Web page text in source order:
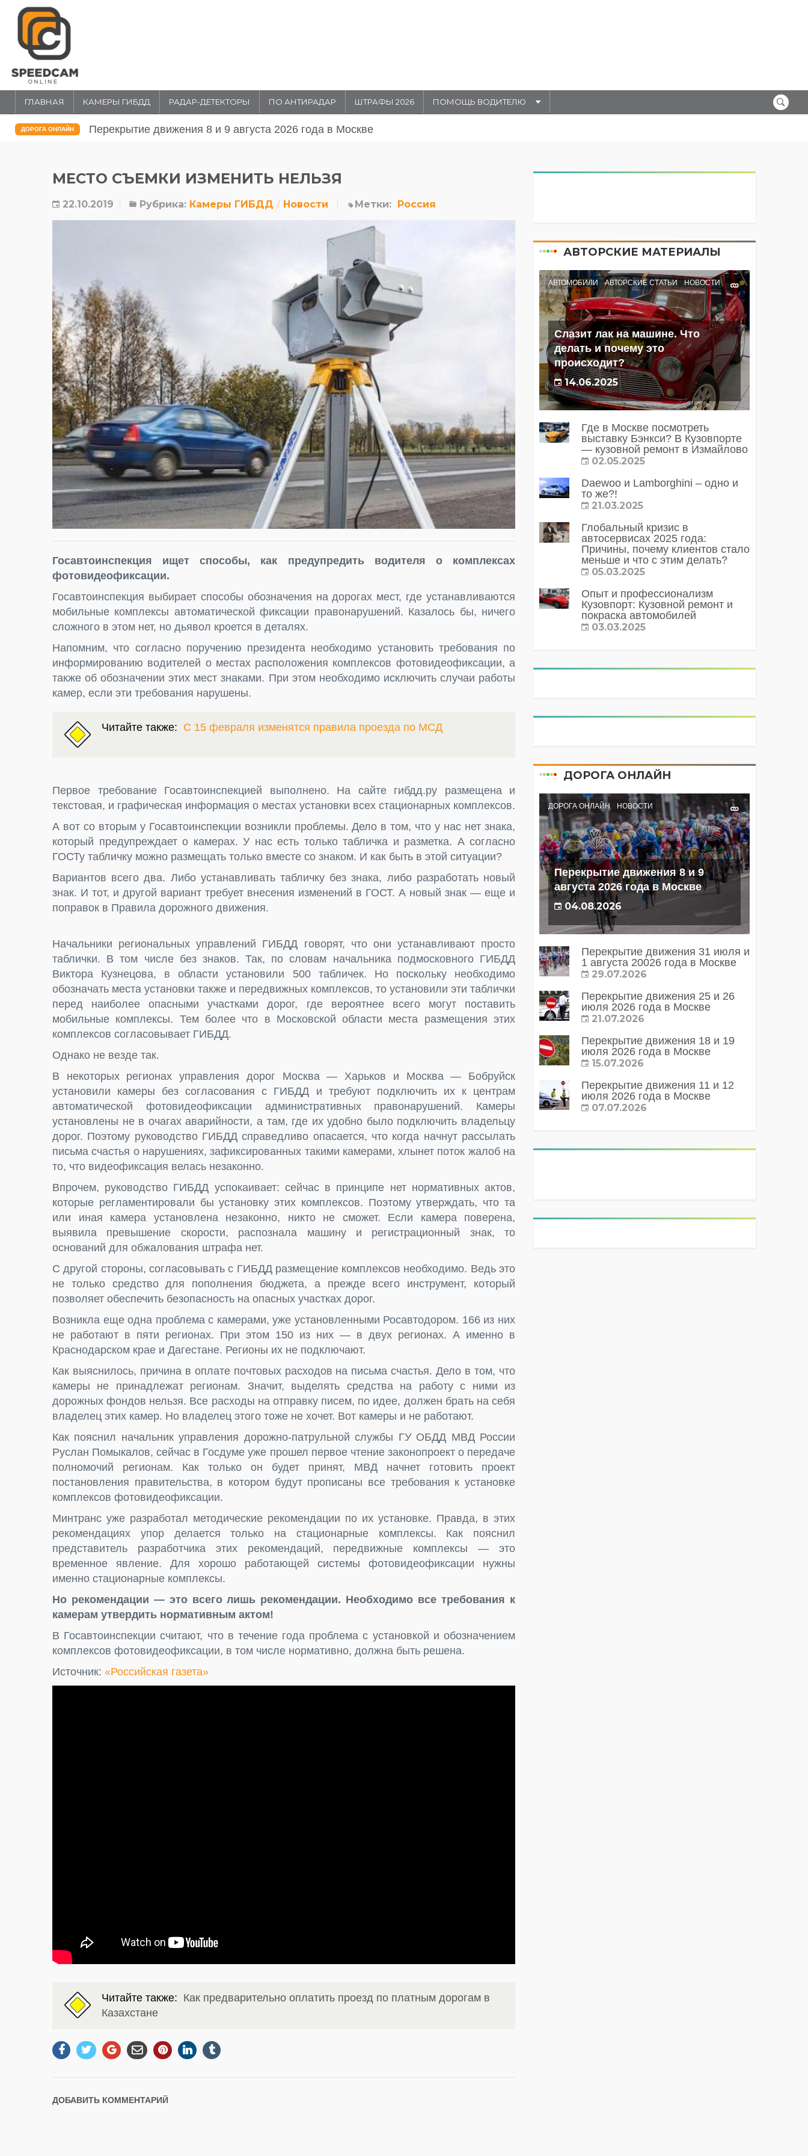
ГЛАВНАЯ КАМЕРЫ ГИБДД РАДАР-ДЕТЕКТОРЫ ПО АНТИРАДАР ШТРАФЫ 2026 ПОМОЩЬ ВОДИТЕЛЮ
ДОРОГА ОНЛАЙН Перекрытие движения 31 июля и 1 августа 20026 года в Москве
МЕСТО СЪЕМКИ ИЗМЕНИТЬ НЕЛЬЗЯ
22.10.2019 Рубрика: Камеры ГИБДД Новости Метки: Россия
Госавтоинспекция ищет способы, как предупредить водителя о комплексах
фотовидеофиксации.
Госавтоинспекция выбирает способы обозначения на дорогах мест, где устанавливаются
мобильные комплексы автоматической фиксации правонарушений. Казалось бы, ничего
сложного в этом нет, но дьявол кроется в деталях.
Напомним, что согласно поручению президента необходимо установить требования по
информированию водителей о местах расположения комплексов фотовидеофиксации, а
также об обозначении этих мест знаками. При этом необходимо исключить случаи работы
камер, если эти требования нарушены.
Читайте также: С 15 февраля изменятся правила проезда по МСД
Первое требование Госавтоинспекцией выполнено. На сайте гибдд.ру размещена и
текстовая, и графическая информация о местах установки всех стационарных комплексов.
А вот со вторым у Госавтоинспекции возникли проблемы. Дело в том, что у нас нет знака,
который предупреждает о камерах. У нас есть только табличка и разметка. А согласно
ГОСТу табличку можно размещать только вместе со знаком. И как быть в этой ситуации?
Вариантов всего два. Либо устанавливать табличку без знака, либо разработать новый
знак. И тот, и другой вариант требует внесения изменений в ГОСТ. А новый знак — еще и
поправок в Правила дорожного движения.
Начальники региональных управлений ГИБДД говорят, что они устанавливают просто
таблички. В том числе без знаков. Так, по словам начальника подмосковного ГИБДД
Виктора Кузнецова, в области установили 500 табличек. Но поскольку необходимо
обозначать места установки также и передвижных комплексов, то установили эти таблички
перед наиболее опасными участками дорог, где вероятнее всего могут поставить
мобильные комплексы. Тем более что в Московской области места размещения этих
комплексов согласовывает ГИБДД.
Однако не везде так.
В некоторых регионах управления дорог Москва — Харьков и Москва — Бобруйск
установили камеры без согласования с ГИБДД и требуют подключить их к центрам
автоматической фотовидеофиксации административных правонарушений. Камеры
установлены не в очагах аварийности, а там, где их удобно было подключить владельцу
дорог. Поэтому руководство ГИБДД справедливо опасается, что когда начнут рассылать
письма счастья о нарушениях, зафиксированных такими камерами, хлынет поток жалоб на
то, что видеофиксация велась незаконно.
Впрочем, руководство ГИБДД успокаивает: сейчас в принципе нет нормативных актов,
которые регламентировали бы установку этих комплексов. Поэтому утверждать, что та
или иная камера установлена незаконно, никто не сможет. Если камера поверена,
выявила превышение скорости, распознала машину и регистрационный знак, то
оснований для обжалования штрафа нет.
С другой стороны, согласовывать с ГИБДД размещение комплексов необходимо. Ведь это
не только средство для пополнения бюджета, а прежде всего инструмент, который
позволяет обеспечить безопасность на опасных участках дорог.
Возникла еще одна проблема с камерами, уже установленными Росавтодором. 166 из них
не работают в пяти регионах. При этом 150 из них — в двух регионах. А именно в
Краснодарском крае и Дагестане. Регионы их не подключают.
Как выяснилось, причина в оплате почтовых расходов на письма счастья. Дело в том, что
камеры не принадлежат регионам. Значит, выделять средства на работу с ними из
дорожных фондов нельзя. Все расходы на отправку писем, по идее, должен брать на себя
владелец этих камер. Но владелец этого тоже не хочет. Вот камеры и не работают.
Как пояснил начальник управления дорожно-патрульной службы ГУ ОБДД МВД России
Руслан Помыкалов, сейчас в Госдуме уже прошел первое чтение законопроект о передаче
полномочий регионам. Как только он будет принят, МВД начнет готовить проект
постановления правительства, в котором будут прописаны все требования к установке
комплексов фотовидеофиксации.
Минтранс уже разработал методические рекомендации по их установке. Правда, в этих
рекомендациях упор делается только на стационарные комплексы. Как пояснил
представитель разработчика этих рекомендаций, передвижные комплексы — это
временное явление. Для хорошо работающей системы фотовидеофиксации нужны
именно стационарные комплексы.
Но рекомендации — это всего лишь рекомендации. Необходимо все требования к
камерам утвердить нормативным актом!
В Госавтоинспекции считают, что в течение года проблема с установкой и обозначением
комплексов фотовидеофиксации, в том числе нормативно, должна быть решена.
Источник: «Российская газета»
Читайте также: Как предварительно оплатить проезд по платным дорогам в
Казахстане
ДОБАВИТЬ КОММЕНТАРИЙ
АВТОРСКИЕ МАТЕРИАЛЫ
АВТОМОБИЛИ АВТОРСКИЕ СТАТЬИ НОВОСТИ
Слазит лак на машине. Что
делать и почему это
происходит?
14.06.2025
Где в Москве посмотреть
выставку Бэнкси? В Кузовпорте
— кузовной ремонт в Измайлово
02.05.2025
Daewoo и Lamborghini – одно и
то же?!
21.03.2025
Глобальный кризис в
автосервисах 2025 года:
Причины, почему клиентов стало
меньше и что с этим делать?
05.03.2025
Опыт и профессионализм
Кузовпорт: Кузовной ремонт и
покраска автомобилей
03.03.2025
ДОРОГА ОНЛАЙН
ДОРОГА ОНЛАЙН НОВОСТИ
Перекрытие движения 8 и 9
августа 2026 года в Москве
04.08.2026
Перекрытие движения 31 июля и
1 августа 20026 года в Москве
29.07.2026
Перекрытие движения 25 и 26
июля 2026 года в Москве
21.07.2026
Перекрытие движения 18 и 19
июля 2026 года в Москве
15.07.2026
Перекрытие движения 11 и 12
июля 2026 года в Москве
07.07.2026